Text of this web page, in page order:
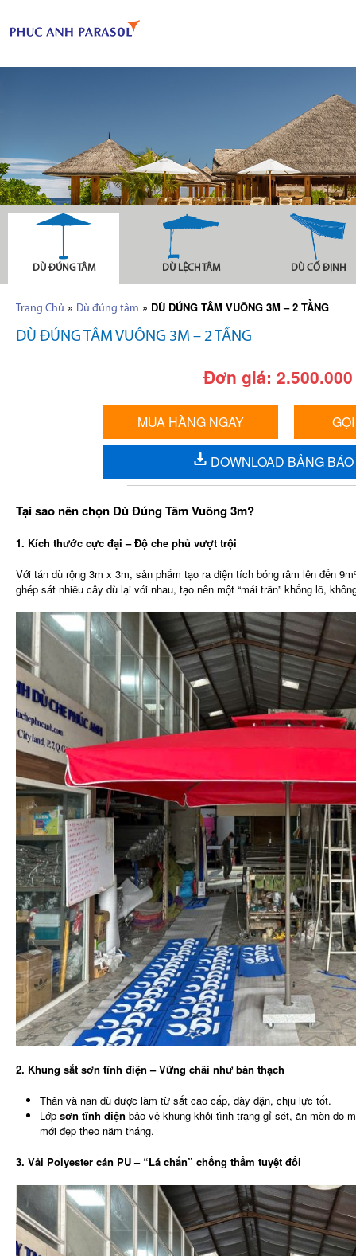
DÙ ĐÚNG TÂM DÙ LỆCH TÂM DÙ CỐ ĐỊNH
Trang Chủ » Dù đúng tâm » DÙ ĐÚNG TÂM VUÔNG 3M – 2 TẦNG
DÙ ĐÚNG TÂM VUÔNG 3M – 2 TẦNG
Đơn giá:
MUA HÀNG NGAY
DOWNLOAD BẢNG
Tại sao nên chọn Dù Đúng Tâm Vuông 3m?
1. Kích thước cực đại – Độ che phủ vượt trội
Với tán dù rộng 3m x 3m, sản phẩm tạo ra diện tích bóng râm lên đến
ghép sát nhiều cây dù lại với nhau, tạo nên một “mái trần” khổng lồ,
2. Khung sắt sơn tĩnh điện – Vững chãi như bàn thạch
Thân và nan dù được làm từ sắt cao cấp, dày dặn, chịu lực tốt.
Lớp sơn tĩnh điện bảo vệ khung khỏi tình trạng gỉ sét, ăn mòn do
mới đẹp theo năm tháng.
3. Vải Polyester cán PU – “Lá chắn” chống thấm tuyệt đối